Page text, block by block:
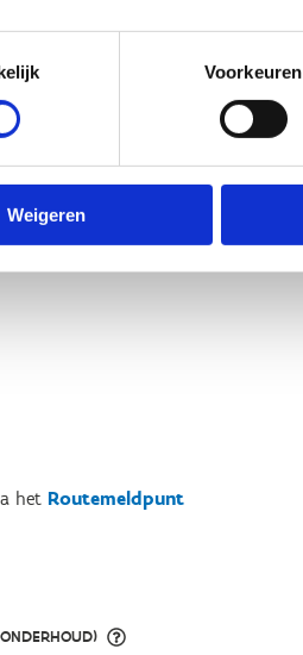
Voorkeuren
Weigeren
het Routemeldpunt